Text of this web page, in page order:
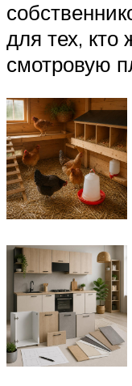
для тех, кто
смотровую